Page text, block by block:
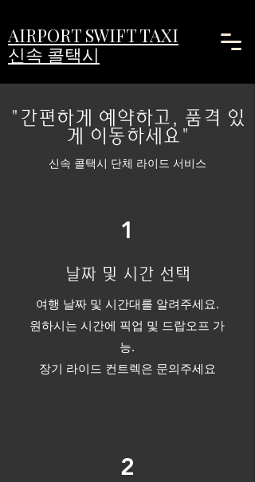
AIRPORT SWIFT TAXI
신속 콜택시
"간편하게 예약하고, 품격 있
게 이동하세요"
신속 콜택시 단체 라이드 서비스
1
날짜 및 시간 선택
여행 날짜 및 시간대를 알려주세요.
원하시는 시간에 픽업 및 드랍오프 가
능.
​장기 라이드 컨트렉은 문의주세요
2